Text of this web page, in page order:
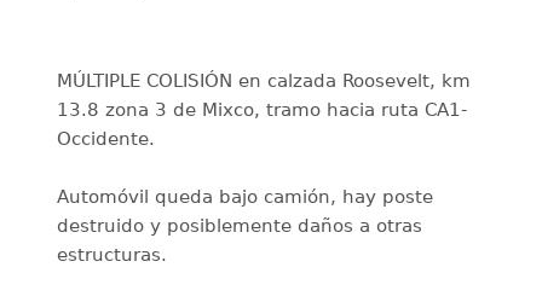
MÚLTIPLE COLISIÓN en calzada Roosevelt, km
13.8 zona 3 de Mixco, tramo hacia ruta CA1-
Occidente.
Automóvil queda bajo camión, hay poste
destruido y posiblemente daños a otras
estructuras.